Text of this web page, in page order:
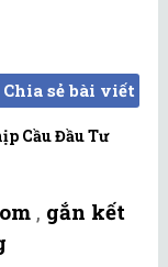
Chia sẻ bài viết
Cầu Đầu Tư
, gắn kết